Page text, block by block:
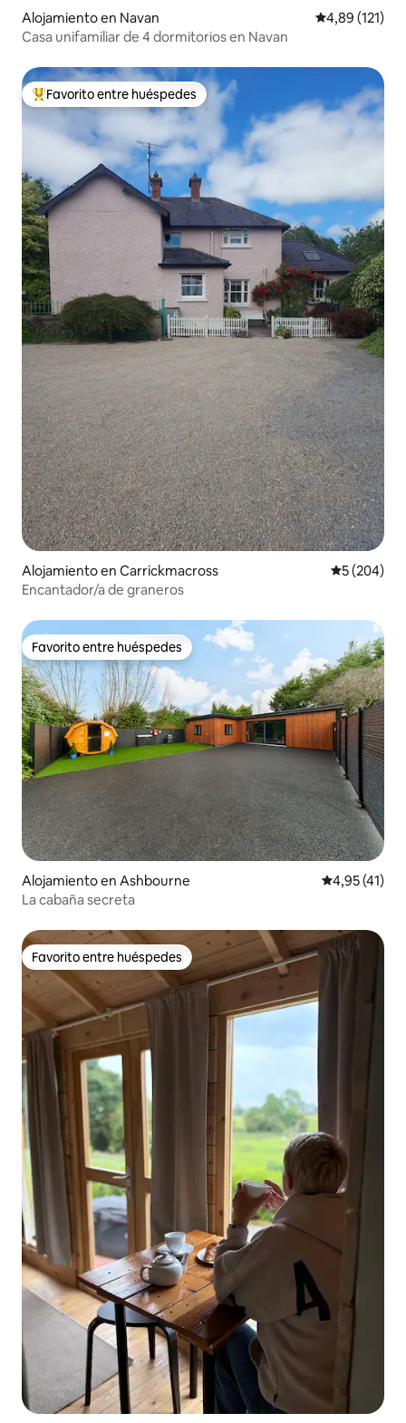
Alojamiento en Navan Calificación
4,89 (121)
Casa unifamiliar de 4 dormitorios en Navan
Favorito entre los huéspedes más destacados
Favorito entre huéspedes
Alojamiento en Carrickmacross Calificación
5 (204)
Encantador/a de graneros
Favorito entre huéspedes
Favorito entre huéspedes
Alojamiento en Ashbourne Calificación
4,95 (41)
La cabaña secreta
Favorito entre huéspedes
Favorito entre huéspedes